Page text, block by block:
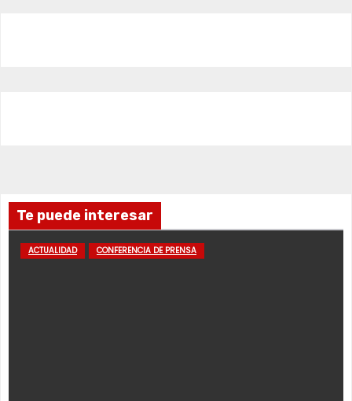
Te puede interesar
ACTUALIDAD CONFERENCIA DE PRENSA